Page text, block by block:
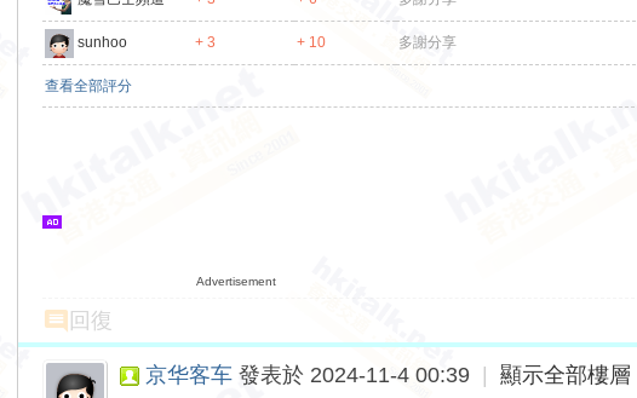
sunhoo + 3 + 10 多謝分享
查看全部評分
Advertisement
回復
京华客车 發表於 2024-11-4 00:39 顯示全部樓層